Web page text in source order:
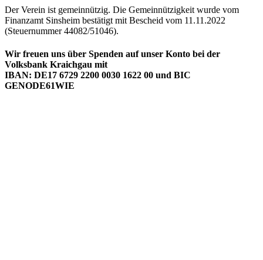
Der Verein ist gemeinnützig. Die Gemeinnützigkeit wurde vom
Finanzamt Sinsheim bestätigt mit Bescheid vom 11.11.2022
(Steuernummer 44082/51046).
Wir freuen uns über Spenden auf unser Konto bei der
Volksbank Kraichgau mit
IBAN: DE17 6729 2200 0030 1622 00 und BIC
GENODE61WIE